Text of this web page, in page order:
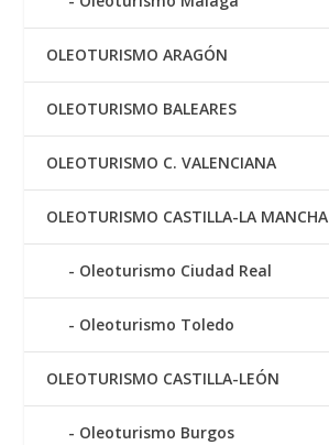
OLEOTURISMO ARAGÓN
OLEOTURISMO BALEARES
OLEOTURISMO C. VALENCIANA
OLEOTURISMO CASTILLA-LA MANCHA
Oleoturismo Ciudad Real
Oleoturismo Toledo
OLEOTURISMO CASTILLA-LEÓN
Oleoturismo Burgos